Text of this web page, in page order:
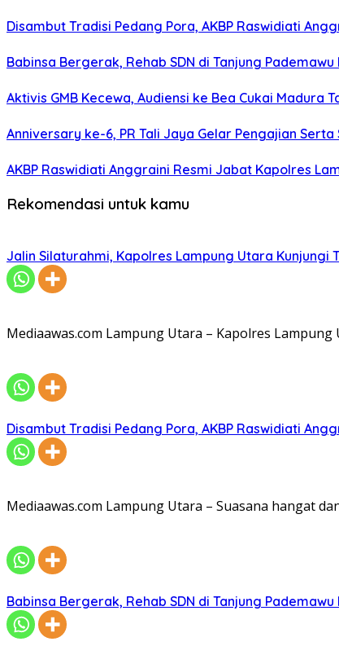
Disambut Tradisi Pedang Pora, AKBP Raswidiati
Babinsa Bergerak, Rehab SDN di Tanjung Pademawu
Aktivis GMB Kecewa, Audiensi ke Bea Cukai Madura
Anniversary ke-6, PR Tali Jaya Gelar Pengajian
AKBP Raswidiati Anggraini Resmi Jabat Kapolres
Rekomendasi untuk kamu
Jalin Silaturahmi, Kapolres Lampung Utara
Mediaawas.com Lampung Utara – Kapolres
Disambut Tradisi Pedang Pora, AKBP Raswidiati
Mediaawas.com Lampung Utara – Suasana hangat
Babinsa Bergerak, Rehab SDN di Tanjung Pademawu